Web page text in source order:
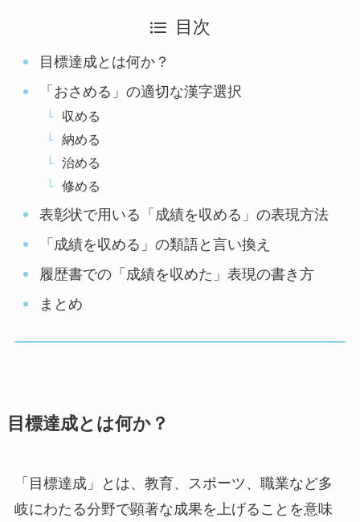
目次
目標達成とは何か？
「おさめる」の適切な漢字選択
収める
納める
治める
修める
表彰状で用いる「成績を収める」の表現方法
「成績を収める」の類語と言い換え
履歴書での「成績を収めた」表現の書き方
まとめ
目標達成とは何か？
「目標達成」とは、教育、スポーツ、職業など多
岐にわたる分野で顕著な成果を上げることを意味